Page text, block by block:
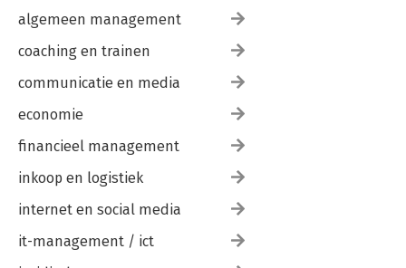
algemeen management
coaching en trainen
communicatie en media
economie
financieel management
inkoop en logistiek
internet en social media
it-management / ict